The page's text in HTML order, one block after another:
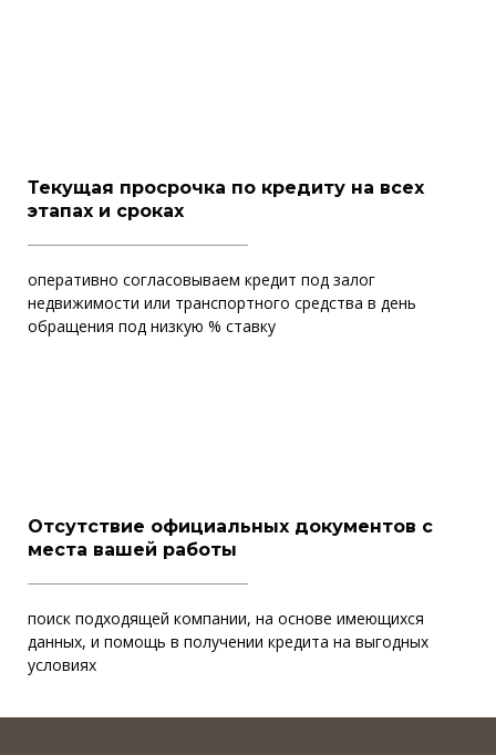
Текущая просрочка по кредиту на всех
этапах и сроках
оперативно согласовываем кредит под залог
недвижимости или транспортного средства в день
обращения под низкую % ставку
Отсутствие официальных документов с
места вашей работы
поиск подходящей компании, на основе имеющихся
данных, и помощь в получении кредита на выгодных
условиях